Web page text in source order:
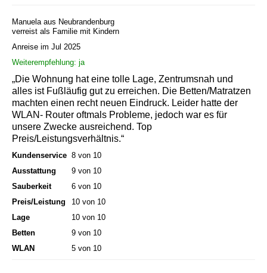
Manuela aus Neubrandenburg
verreist als Familie mit Kindern
Anreise im Jul 2025
Weiterempfehlung: ja
„Die Wohnung hat eine tolle Lage, Zentrumsnah und
alles ist Fußläufig gut zu erreichen. Die Betten/Matratzen
machten einen recht neuen Eindruck. Leider hatte der
WLAN- Router oftmals Probleme, jedoch war es für
unsere Zwecke ausreichend. Top
Preis/Leistungsverhältnis.“
Kundenservice 8 von 10
Ausstattung
9 von 10
Sauberkeit
6 von 10
Preis/Leistung
10 von 10
Lage
10 von 10
Betten
9 von 10
WLAN
5 von 10